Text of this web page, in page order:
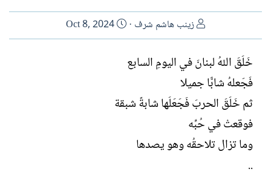
ا
ل
ت
ب
زينب هاشم شرف
ت
ا
Oct 8, 2024
خَلَقَ اللهُ لبنانَ في اليومِ السابع
فَجَعلهُ شابًّا جميلا
ثم خَلَقَ الحربَ فَجَعَلَها شابةً شبقة
فوقعتْ في حُبِّه
وما تزال تلاحقُه وهو يصدها
..